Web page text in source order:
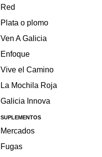
Red
Plata o plomo
Ven A Galicia
Enfoque
Vive el Camino
La Mochila Roja
Galicia Innova
SUPLEMENTOS
Mercados
Fugas